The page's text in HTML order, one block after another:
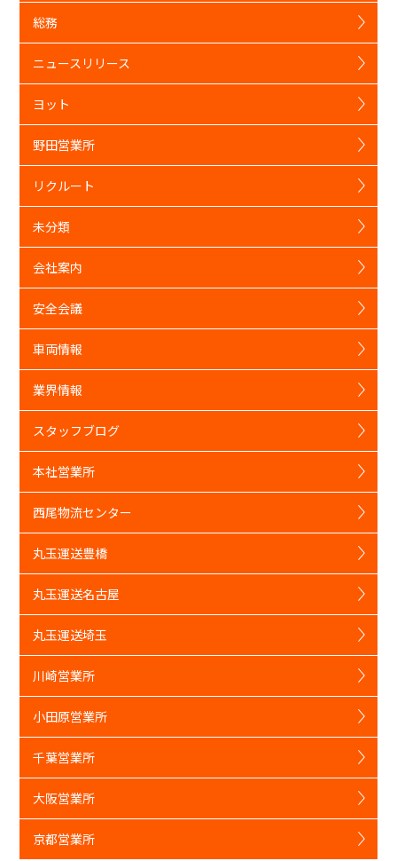
総務
ニュースリリース
ヨット
野田営業所
リクルート
未分類
会社案内
安全会議
車両情報
業界情報
スタッフブログ
本社営業所
西尾物流センター
丸玉運送豊橋
丸玉運送名古屋
丸玉運送埼玉
川崎営業所
小田原営業所
千葉営業所
大阪営業所
京都営業所